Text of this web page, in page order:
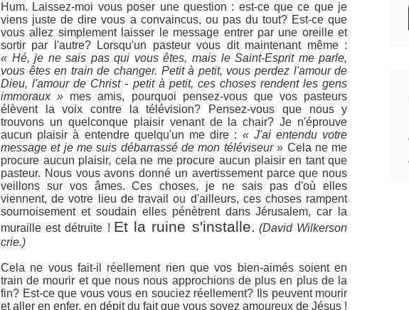
Hum. Laissez-moi vous poser une question : est-ce que ce que je
viens juste de dire vous a convaincus, ou pas du tout? Est-ce que
vous allez simplement laisser le message entrer par une oreille et
sortir par l'autre? Lorsqu'un pasteur vous dit maintenant même :
« Hé, je ne sais pas qui vous êtes, mais le Saint-Esprit me parle,
vous êtes en train de changer. Petit à petit, vous perdez l'amour de
Dieu, l'amour de Christ - petit à petit, ces choses rendent les gens
immoraux » mes amis, pourquoi pensez-vous que vos pasteurs
élèvent la voix contre la télévision? Pensez-vous que nous y
trouvons un quelconque plaisir venant de la chair? Je n'éprouve
aucun plaisir à entendre quelqu'un me dire : « J'ai entendu votre
message et je me suis débarrassé de mon téléviseur » Cela ne me
procure aucun plaisir, cela ne me procure aucun plaisir en tant que
pasteur. Nous vous avons donné un avertissement parce que nous
veillons sur vos âmes. Ces choses, je ne sais pas d'où elles
viennent, de votre lieu de travail ou d'ailleurs, ces choses rampent
sournoisement et soudain elles pénètrent dans Jérusalem, car la
muraille est détruite ! Et la ruine s'installe. (David Wilkerson
crie.)
Cela ne vous fait-il réellement rien que vos bien-aimés soient en
train de mourir et que nous nous approchions de plus en plus de la
fin? Est-ce que vous vous en souciez réellement? Ils peuvent mourir
et aller en enfer, en dépit du fait que vous soyez amoureux de Jésus !